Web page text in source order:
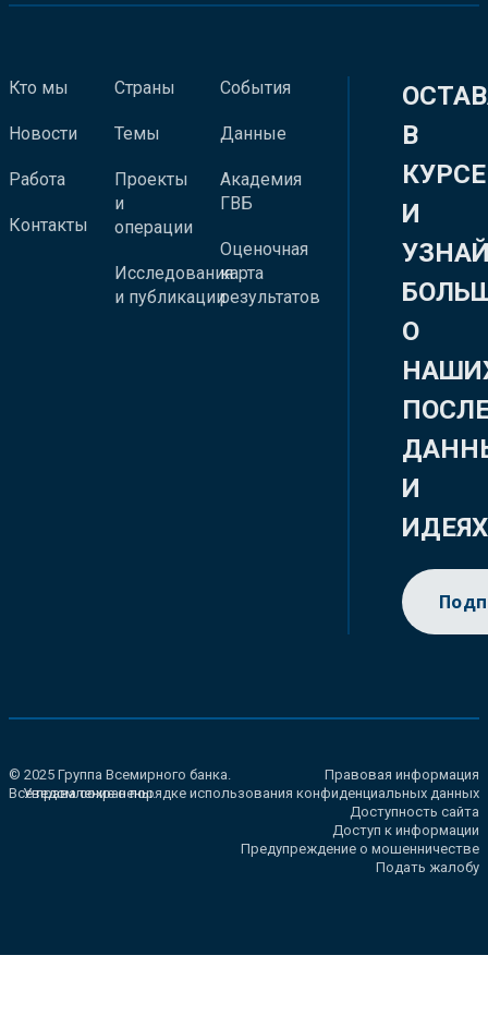
Кто мы
Новости
Работа
Контакты
Страны
Темы
Проекты
и
операции
Исследования
и публикации
События
Данные
Академия
ГВБ
Оценочная
карта
результатов
В
КУРСЕ
И
О
И
ИДЕЯХ
© 2025 Группа Всемирного банка.
Все права сохранены.
Правовая информация
Уведомление о порядке использования конфиденциальных данных
Доступность сайта
Доступ к информации
Предупреждение о мошенничестве
Подать жалобу